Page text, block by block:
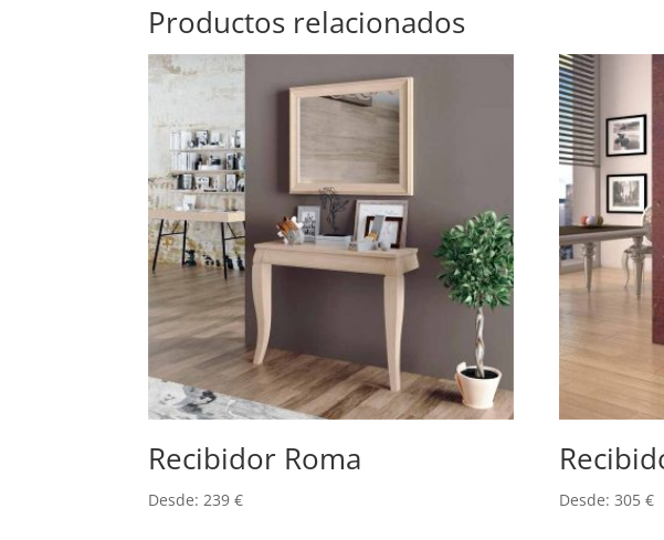
Productos relacionados
Recibidor Roma
Desde: 239€ Desde: 305 €